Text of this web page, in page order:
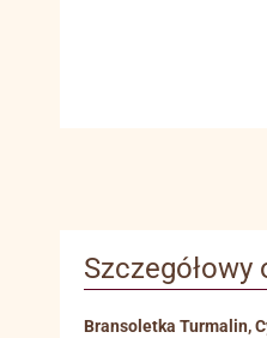
Bransoletka Turmalin,